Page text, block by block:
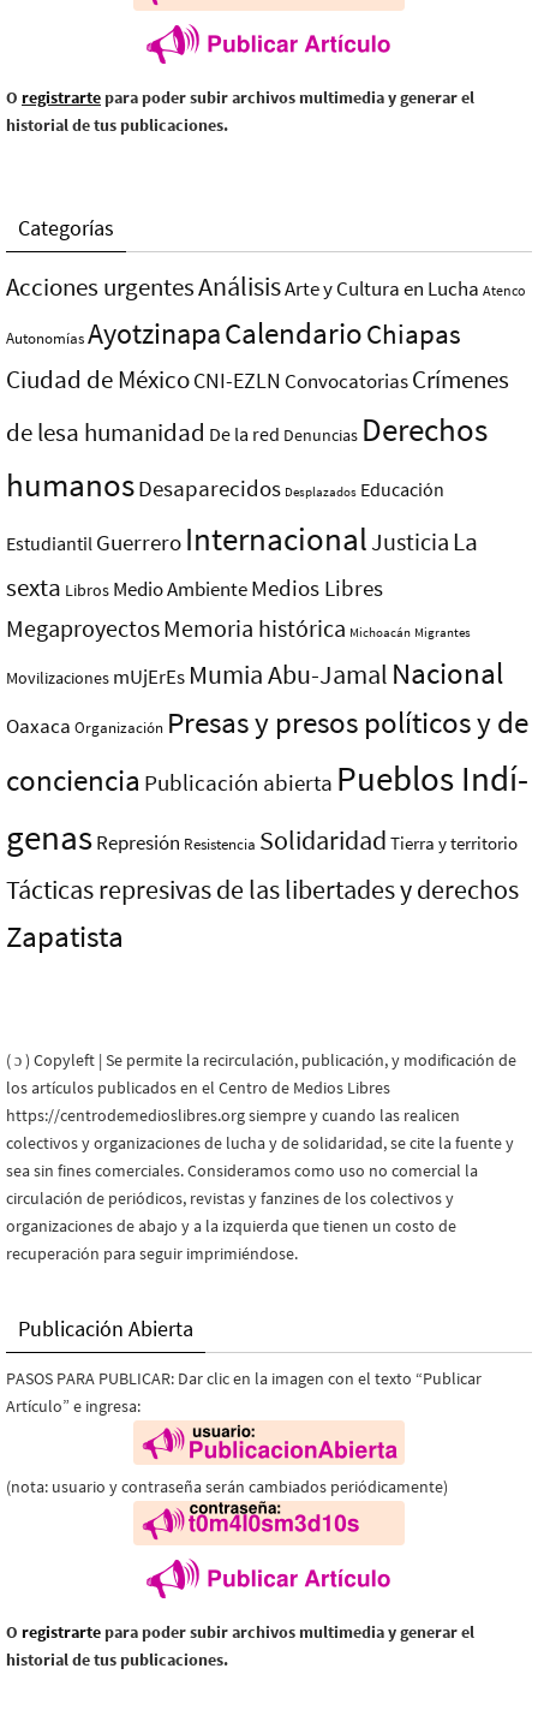
O registrarte para poder subir archivos multimedia y generar el
historial de tus publicaciones.
Categorías
Acciones urgentesAnálisisArte y Cultura en Lucha Atenco
AutonomíasAyotzinapaCalendarioChiapas
Ciudad de MéxicoCNI-EZLN ConvocatoriasCrímenes
de lesa humanidad De la red Denuncias Derechos
humanosDesaparecidos Desplazados Educación
Estudiantil Guerrero InternacionalJusticia La
sexta Libros Medio AmbienteMedios Libres
MegaproyectosMemoria histórica Michoacán Migrantes
Movilizaciones mUjErEs Mumia Abu-Jamal Nacional
Oaxaca Organización Presas y presos polí­ticos y de
conciencia Publicación abierta Pueblos Indí­
genasRepresión Resistencia Solidaridad Tierra y territorio
Tácticas represivas de las libertades y derechos
Zapatista
( ɔ ) Copyleft | Se permite la recirculación, publicación, y modificación de
los artículos publicados en el Centro de Medios Libres
https://centrodemedioslibres.org siempre y cuando las realicen
colectivos y organizaciones de lucha y de solidaridad, se cite la fuente y
sea sin fines comerciales. Consideramos como uso no comercial la
circulación de periódicos, revistas y fanzines de los colectivos y
organizaciones de abajo y a la izquierda que tienen un costo de
recuperación para seguir imprimiéndose.
Publicación Abierta
PASOS PARA PUBLICAR: Dar clic en la imagen con el texto “Publicar
Artículo” e ingresa:
(nota: usuario y contraseña serán cambiados periódicamente)
O registrarte para poder subir archivos multimedia y generar el
historial de tus publicaciones.